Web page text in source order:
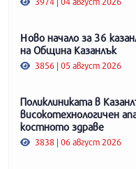
Ново начало за 36
на Община Казанлък
3856 | 05 август 2026
Поликлиниката в
високотехнологичен
костното здраве
3838 | 06 август 2026